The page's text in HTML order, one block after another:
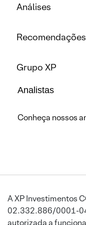
Análises
Recomendações
Grupo XP
Analistas
Conheça nossos
A XP Investimentos
02.332.886/0001-
autorizada a